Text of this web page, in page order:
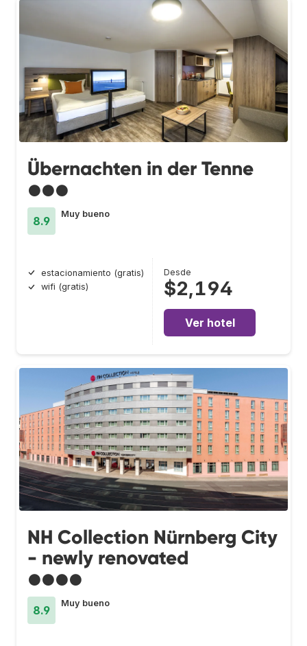
Übernachten in der Tenne
●●●
8.9
Muy bueno
estacionamiento (gratis)
wifi (gratis)
Desde
$2,194
Ver hotel
NH Collection Nürnberg City
- newly renovated
●●●●
8.9
Muy bueno